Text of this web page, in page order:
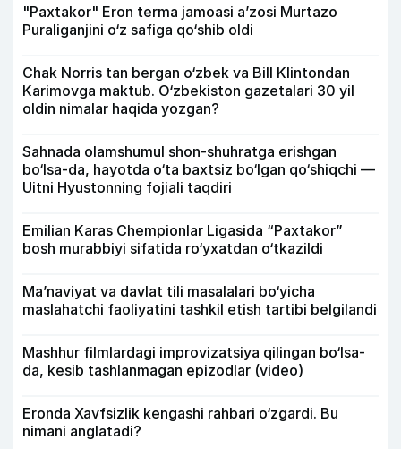
"Paxtakor" Eron terma jamoasi a’zosi Murtazo
Puraliganjini o‘z safiga qo‘shib oldi
Chak Norris tan bergan o‘zbek va Bill Klintondan
Karimovga maktub. O‘zbekiston gazetalari 30 yil
oldin nimalar haqida yozgan?
Sahnada olamshumul shon-shuhratga erishgan
bo‘lsa-da, hayotda o‘ta baxtsiz bo‘lgan qo‘shiqchi —
Uitni Hyustonning fojiali taqdiri
Emilian Karas Chempionlar Ligasida “Paxtakor”
bosh murabbiyi sifatida ro‘yxatdan o‘tkazildi
Ma’naviyat va davlat tili masalalari bo‘yicha
maslahatchi faoliyatini tashkil etish tartibi belgilandi
Mashhur filmlardagi improvizatsiya qilingan bo‘lsa-
da, kesib tashlanmagan epizodlar (video)
Eronda Xavfsizlik kengashi rahbari o‘zgardi. Bu
nimani anglatadi?